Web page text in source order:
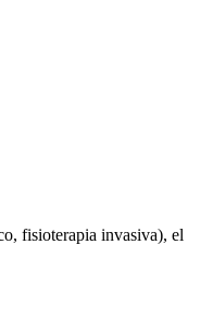
fisioterapia invasiva), el